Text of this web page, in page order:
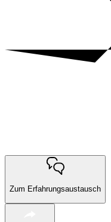
Zum Erfahrungsaustausch